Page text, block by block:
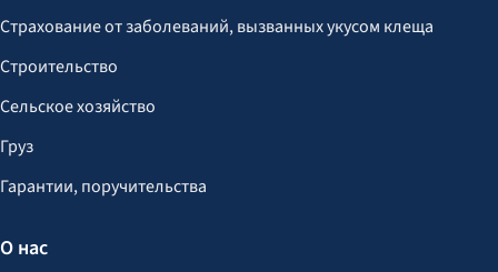
Страхование от заболеваний, вызванных укусом клеща
Строительство
Сельское хозяйство
Груз
Гарантии, поручительства
О нас